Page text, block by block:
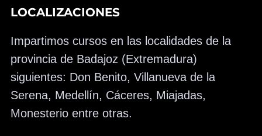
LOCALIZACIONES
Impartimos cursos en las localidades de la
provincia de Badajoz (Extremadura)
siguientes: Don Benito, Villanueva de la
Serena, Medellín, Cáceres, Miajadas,
Monesterio entre otras.